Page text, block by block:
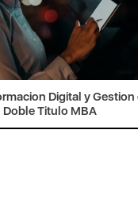
Digital y
Titulo MBA